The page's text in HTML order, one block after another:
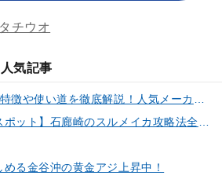
チウオ
気記事
る金谷沖の黄金アジ上昇中！